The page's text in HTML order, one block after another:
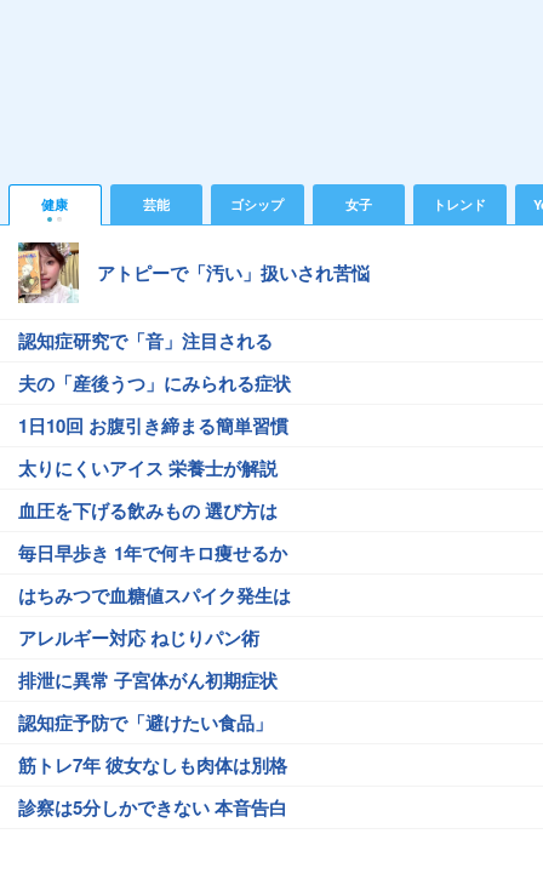
健康 芸能 ゴシップ 女子 トレンド
アトピーで「汚い」扱いされ苦悩
認知症研究で「音」注目される
夫の「産後うつ」にみられる症状
1日10回 お腹引き締まる簡単習慣
太りにくいアイス 栄養士が解説
血圧を下げる飲みもの 選び方は
毎日早歩き 1年で何キロ痩せるか
はちみつで血糖値スパイク発生は
アレルギー対応 ねじりパン術
排泄に異常 子宮体がん初期症状
認知症予防で「避けたい食品」
筋トレ7年 彼女なしも肉体は別格
診察は5分しかできない 本音告白